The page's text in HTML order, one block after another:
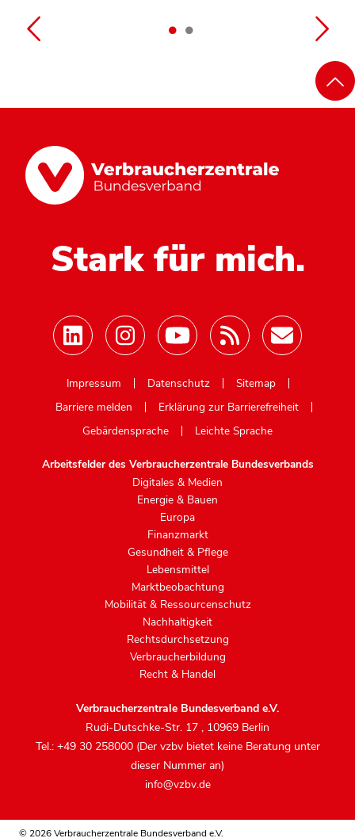
Stark für mich.
Impressum
Datenschutz
Sitemap
Barriere melden
Erklärung zur Barrierefreiheit
Gebärdensprache
Leichte Sprache
Arbeitsfelder des Verbraucherzentrale Bundesverbands
Digitales & Medien
Energie & Bauen
Europa
Finanzmarkt
Gesundheit & Pflege
Lebensmittel
Marktbeobachtung
Mobilität & Ressourcenschutz
Nachhaltigkeit
Rechtsdurchsetzung
Verbraucherbildung
Recht & Handel
Verbraucherzentrale Bundesverband e.V.
Rudi-Dutschke-Str. 17 , 10969 Berlin
Tel.: +49 30 258000 (Der vzbv bietet keine Beratung unter
dieser Nummer an)
info@vzbv.de
© 2026 Verbraucherzentrale Bundesverband e.V.